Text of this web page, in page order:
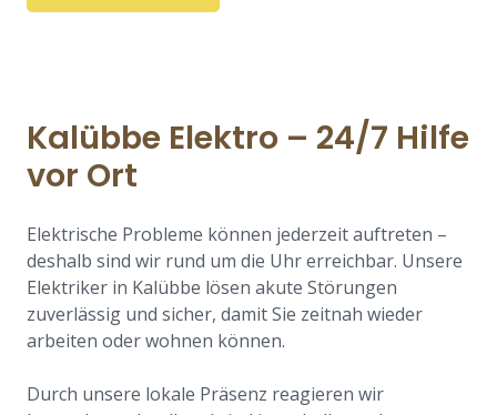
Kalübbe Elektro – 24/7 Hilfe
vor Ort
Elektrische Probleme können jederzeit auftreten –
deshalb sind wir rund um die Uhr erreichbar. Unsere
Elektriker in Kalübbe lösen akute Störungen
zuverlässig und sicher, damit Sie zeitnah wieder
arbeiten oder wohnen können.
Durch unsere lokale Präsenz reagieren wir